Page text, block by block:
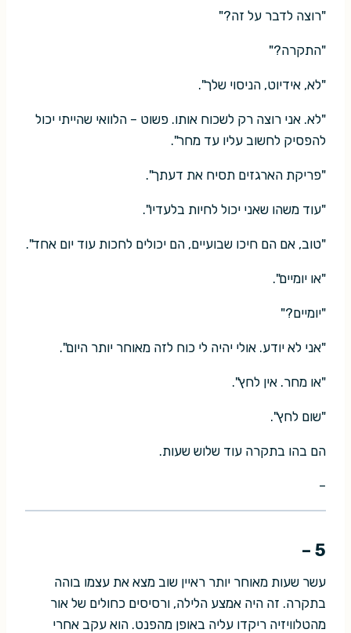
"רוצה לדבר על זה?"
"התקרה?"
"לא, אידיוט, הניסוי שלך".
"לא. אני רוצה רק לשכוח אותו. פשוט – הלוואי שהייתי יכול
להפסיק לחשוב עליו עד מחר".
"פריקת הארגזים תסיח את דעתך".
"עוד משהו שאני יכול לחיות בלעדיו".
"טוב, אם הם חיכו שבועיים, הם יכולים לחכות עוד יום אחד".
"או יומיים".
"יומיים?"
"אני לא יודע. אולי יהיה לי כוח לזה מאוחר יותר היום".
"או מחר. אין לחץ".
"שום לחץ".
הם בהו בתקרה עוד שלוש שעות.
–
5 –
עשר שעות מאוחר יותר ראיין שוב מצא את עצמו בוהה
בתקרה. זה היה אמצע הלילה, ורסיסים כחולים של אור
מהטלוויזיה ריקדו עליה באופן מהפנט. הוא עקב אחרי